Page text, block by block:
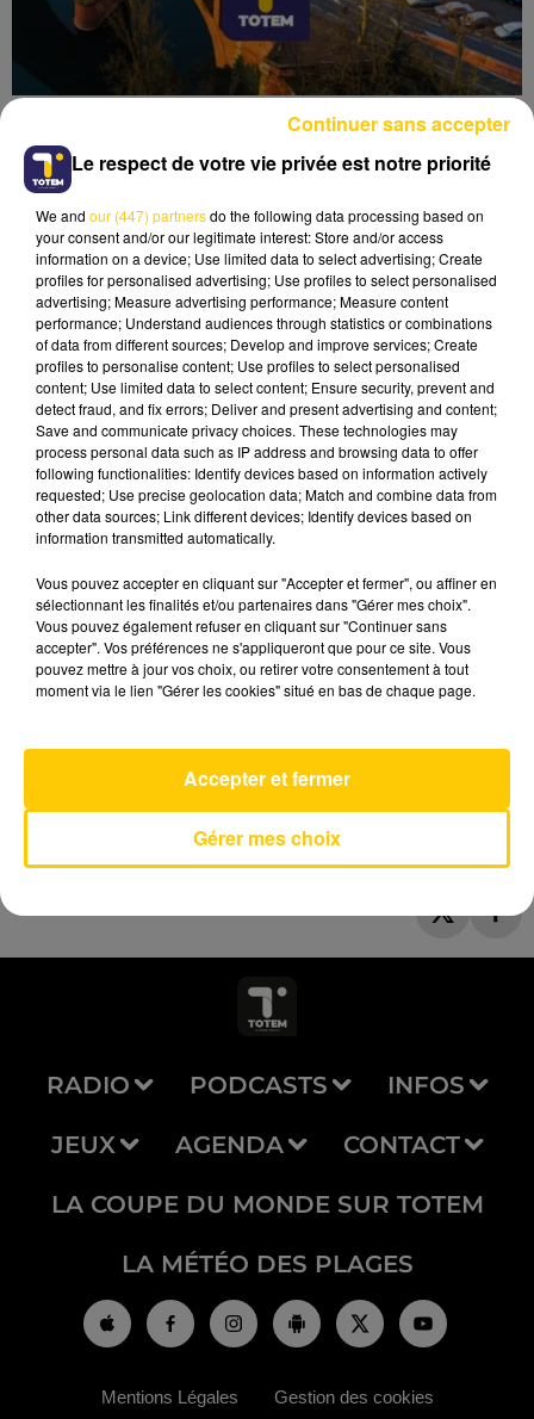
Lecture (3 min 40 sec)
23 mai 2025 - 3 min 40 sec
L'INFO DU TARN DU 23/05/25 À 18H00
L'info du Tarn
AVEYRON NORD
RADIO PODCASTS INFOS
JEUX AGENDA CONTACT
LA COUPE DU MONDE SUR TOTEM
LA MÉTÉO DES PLAGES
Mentions Légales Gestion des cookies
Le respect de votre vie privée est notre priorité
We and our (447) partnersdo the following data processing based on
your consent and/or our legitimate interest: Store and/or access
information on a device; Use limited data to select advertising; Create
profiles for personalised advertising; Use profiles to select personalised
advertising; Measure advertising performance; Measure content
performance; Understand audiences through statistics or combinations
of data from different sources; Develop and improve services; Create
profiles to personalise content; Use profiles to select personalised
content; Use limited data to select content; Ensure security, prevent and
detect fraud, and fix errors; Deliver and present advertising and content;
Save and communicate privacy choices. These technologies may
process personal data such as IP address and browsing data to offer
following functionalities: Identify devices based on information actively
requested; Use precise geolocation data; Match and combine data from
other data sources; Link different devices; Identify devices based on
information transmitted automatically.
Vous pouvez accepter en cliquant sur "Accepter et fermer", ou affiner en
sélectionnant les finalités et/ou partenaires dans "Gérer mes choix".
Vous pouvez également refuser en cliquant sur "Continuer sans
accepter". Vos préférences ne s'appliqueront que pour ce site. Vous
pouvez mettre à jour vos choix, ou retirer votre consentement à tout
moment via le lien "Gérer les cookies" situé en bas de chaque page.
Gérer mes choix
Accepter et fermer
Continuer sans accepter